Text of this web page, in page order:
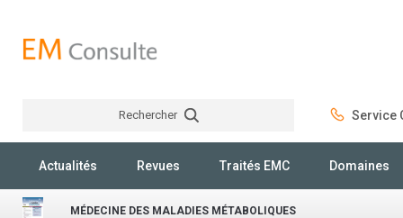
Rechercher Service
Actualités Revues Traités EMC Domaines
MÉDECINE DES MALADIES MÉTABOLIQUES